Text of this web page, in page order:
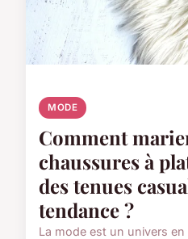
MODE
Comment
chaussures à
des tenues
tendance ?
La mode est un univers